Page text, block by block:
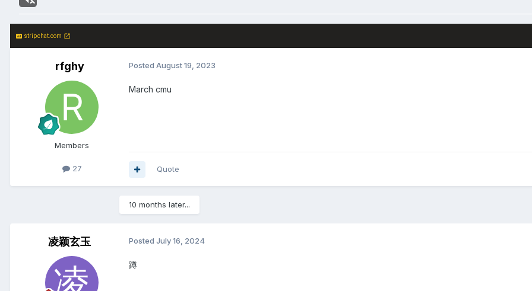
stripchat.com
rfghy
Members
27
Posted August 19, 2023
March cmu
Quote
10 months later...
凌颖玄玉 Posted July 16, 2024
蹲